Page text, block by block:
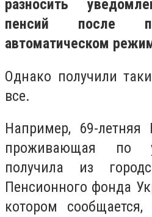
разносить
пенсий после
автоматическом
Однако получили
все.
Например, 69-летняя
проживающая по
получила из
Пенсионного фонда
котором